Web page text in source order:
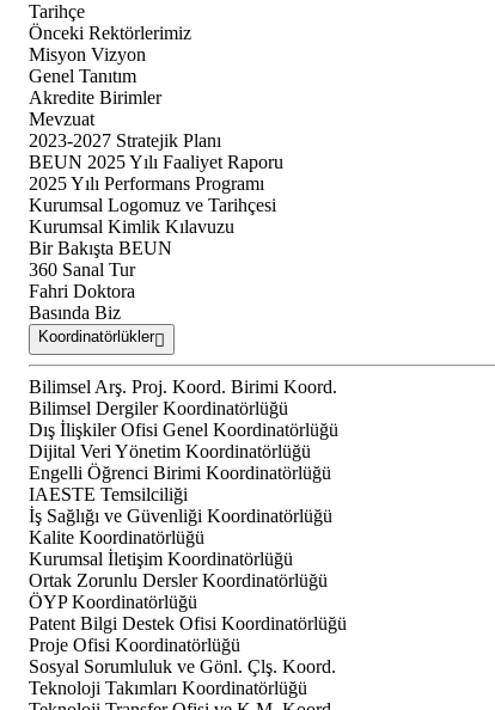
Tarihçe
Önceki Rektörlerimiz
Misyon Vizyon
Genel Tanıtım
Akredite Birimler
Mevzuat
2023-2027 Stratejik Planı
BEUN 2025 Yılı Faaliyet Raporu
2025 Yılı Performans Programı
Kurumsal Logomuz ve Tarihçesi
Kurumsal Kimlik Kılavuzu
Bir Bakışta BEUN
360 Sanal Tur
Fahri Doktora
Basında Biz
Koordinatörlükler
Bilimsel Arş. Proj. Koord. Birimi Koord.
Bilimsel Dergiler Koordinatörlüğü
Dış İlişkiler Ofisi Genel Koordinatörlüğü
Dijital Veri Yönetim Koordinatörlüğü
Engelli Öğrenci Birimi Koordinatörlüğü
IAESTE Temsilciliği
İş Sağlığı ve Güvenliği Koordinatörlüğü
Kalite Koordinatörlüğü
Kurumsal İletişim Koordinatörlüğü
Ortak Zorunlu Dersler Koordinatörlüğü
ÖYP Koordinatörlüğü
Patent Bilgi Destek Ofisi Koordinatörlüğü
Proje Ofisi Koordinatörlüğü
Sosyal Sorumluluk ve Gönl. Çlş. Koord.
Teknoloji Takımları Koordinatörlüğü